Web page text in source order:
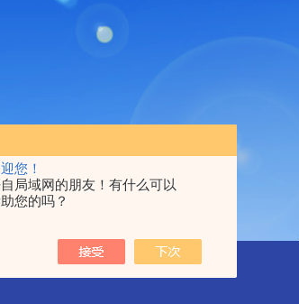
您！
局域网的朋友！有什么可以
您的吗？
C01-H03池田屋！！TORAY东丽 TZP氧化锆